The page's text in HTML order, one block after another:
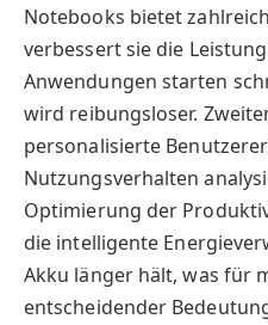
Notebooks bietet
verbessert sie die
Anwendungen starten
wird reibungsloser.
personalisierte
Nutzungsverhalten
Optimierung der
die intelligente
Akku länger hält, was für
entscheidender